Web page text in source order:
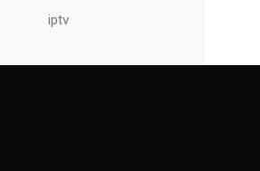
iptv